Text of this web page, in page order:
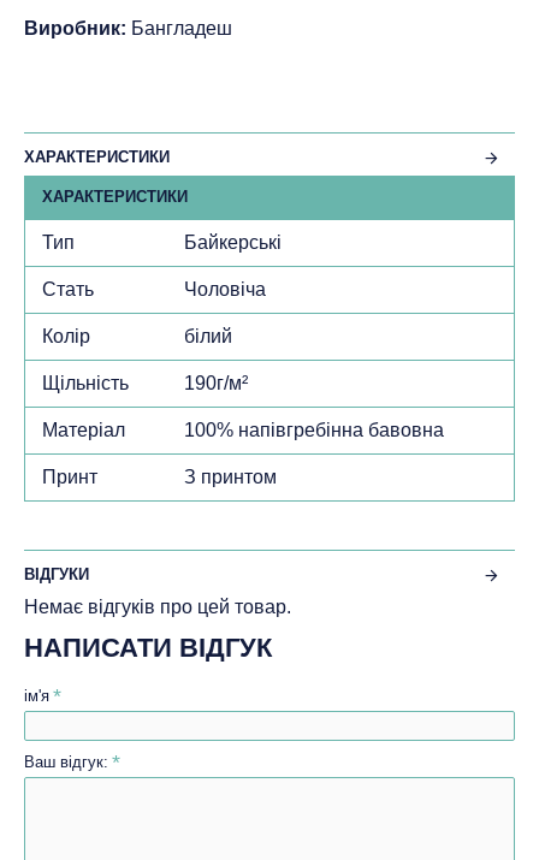
Виробник: Бангладеш
ХАРАКТЕРИСТИКИ
ХАРАКТЕРИСТИКИ
Тип Байкерські
Стать Чоловіча
Колір білий
Щільність 190г/м²
Матеріал 100% напівгребінна бавовна
Принт З принтом
ВІДГУКИ
Немає відгуків про цей товар.
НАПИСАТИ ВІДГУК
ім'я
Ваш відгук: